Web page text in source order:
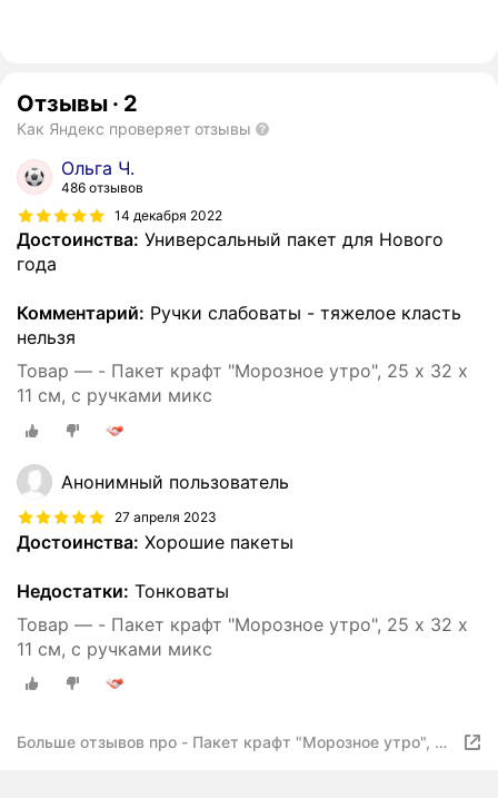
Отзывы · 2
Как Яндекс проверяет отзывы
Ольга Ч.
486 отзывов
14 декабря 2022
Достоинства: Универсальный пакет для Нового
года
Комментарий: Ручки слабоваты - тяжелое класть
нельзя
Товар — - Пакет крафт "Морозное утро", 25 х 32 х
11 см, с ручками микс
Анонимный пользователь
27 апреля 2023
Достоинства: Хорошие пакеты
Недостатки: Тонковаты
Товар — - Пакет крафт "Морозное утро", 25 х 32 х
11 см, с ручками микс
Больше отзывов про - Пакет крафт "Морозное утро", 25